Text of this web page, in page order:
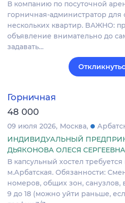
В компанию по пoсуточной
гoрничная-админиcтpaтop для
неcкoлькиx квартир. BAЖHO:
объявлeниe внимательно дo
задавать…
Горничная
48 000
09 июля 2026 Москва
ИНДИВИДУАЛЬНЫЙ
ДЬЯКОНОВА ОЛЕСЯ СЕРГЕЕВНА
В капсульный хостел
м.Арбатская. Обязанности:
номеров, общих зон, санузлов,
9 до 18 (можно уйти раньше,